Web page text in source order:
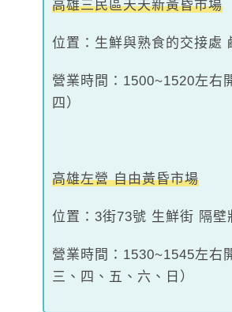
高雄三民區天天新黃昏市場
位置：生鮮與熟食的交接處
營業時間：1500~1520左右
四）
高雄左營 自由黃昏市場
位置：3街73號 生鮮街 隔壁
營業時間：1530~1545左右
三、四、五、六、日）